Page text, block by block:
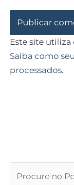
Este site
Saiba como
processados.